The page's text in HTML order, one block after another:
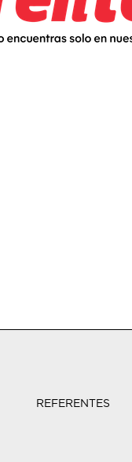
REFERENTES